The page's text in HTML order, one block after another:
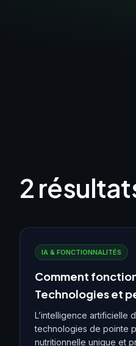
2
IA & FONCTIONNALITÉS
Comment
Technologies et
L’intelligence artificielle
technologies de pointe
nutritionnelle unique et